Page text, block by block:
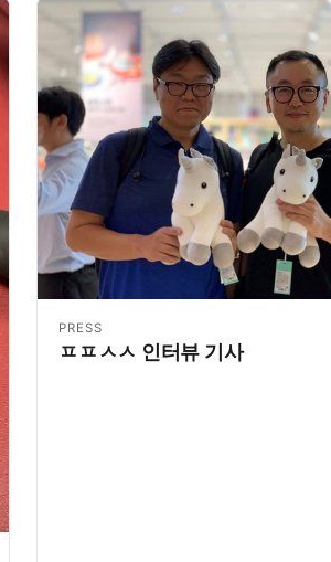
PRESS
ㅍㅍㅅㅅ 인터뷰 기사